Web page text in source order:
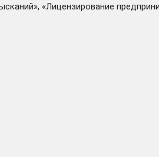
«Лицензирование